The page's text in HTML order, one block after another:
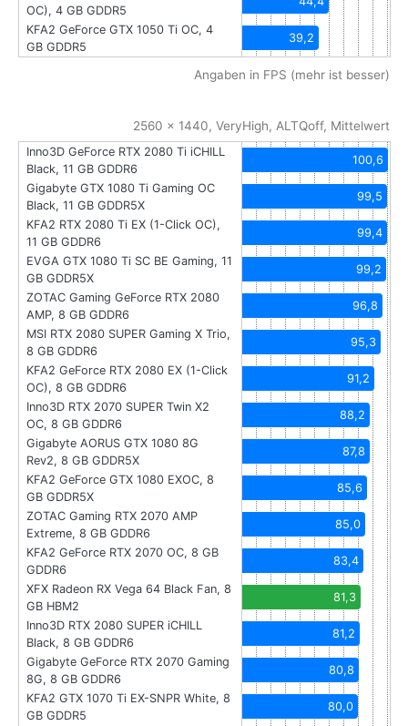
OC), 4 GB GDDR5
KFA2 GeForce GTX 1050 Ti OC, 4
GB GDDR5
39,2
Angaben in FPS (mehr ist besser)
2560 x 1440, VeryHigh, ALTQoff, Mittelwert
Inno3D GeForce RTX 2080 Ti iCHILL
Black, 11 GB GDDR6
100,6
Gigabyte GTX 1080 Ti Gaming OC
Black, 11 GB GDDR5X
99,5
KFA2 RTX 2080 Ti EX (1-Click OC),
11 GB GDDR6
99,4
EVGA GTX 1080 Ti SC BE Gaming, 11
GB GDDR5X
99,2
ZOTAC Gaming GeForce RTX 2080
AMP, 8 GB GDDR6
96,8
MSI RTX 2080 SUPER Gaming X Trio,
8 GB GDDR6
95,3
KFA2 GeForce RTX 2080 EX (1-Click
OC), 8 GB GDDR6
91,2
Inno3D RTX 2070 SUPER Twin X2
OC, 8 GB GDDR6
88,2
Gigabyte AORUS GTX 1080 8G
Rev2, 8 GB GDDR5X
87,8
KFA2 GeForce GTX 1080 EXOC, 8
GB GDDR5X
85,6
ZOTAC Gaming RTX 2070 AMP
Extreme, 8 GB GDDR6
85,0
KFA2 GeForce RTX 2070 OC, 8 GB
GDDR6
83,4
XFX Radeon RX Vega 64 Black Fan, 8
GB HBM2
81,3
Inno3D RTX 2080 SUPER iCHILL
Black, 8 GB GDDR6
81,2
Gigabyte GeForce RTX 2070 Gaming
8G, 8 GB GDDR6
80,8
KFA2 GTX 1070 Ti EX-SNPR White, 8
GB GDDR5
80,0